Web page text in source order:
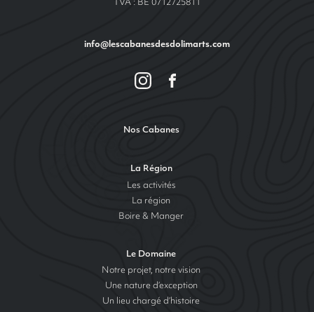
TVA : BE 0712725811
info@lescabanesdesdolimarts.com
Nos Cabanes
La Région
Les activités
La région
Boire & Manger
Le Domaine
Notre projet, notre vision
Une nature d’exception
Un lieu chargé d’histoire